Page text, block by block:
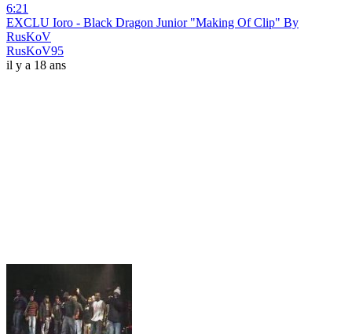
6:21
EXCLU Ioro - Black Dragon Junior "Making Of Clip" By
RusKoV
RusKoV95
il y a 18 ans